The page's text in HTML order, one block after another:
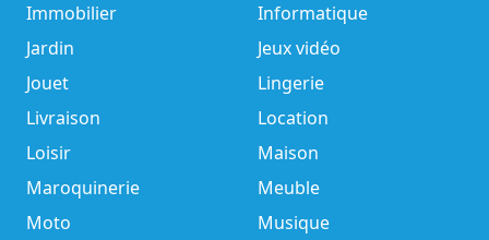
Immobilier
Informatique
Jardin
Jeux vidéo
Jouet
Lingerie
Livraison
Location
Loisir
Maison
Maroquinerie
Meuble
Moto
Musique